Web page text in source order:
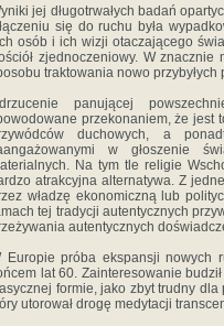
jej długotrwałych badań
się do ruchu była
osób i ich wizji otaczającego
zjednoczeniowy. W
traktowania nowo przybyłych
panującej
przekonaniem, że jest
duchowych, a
w głoszenie
Na tym tle religie
atrakcyjna alternatywa. Z
władzę ekonomiczną lub
tej tradycji autentycznych
autentycznych
Europie próba ekspansji nowych
lat 60. Zainteresowanie
formie, jako zbyt trudny
utorował drogę medytacji